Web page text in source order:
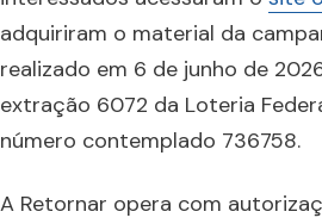
adquiriram o material da
realizado em 6 de junho de
extração 6072 da Loteria
número contemplado 736758.
A Retornar opera com